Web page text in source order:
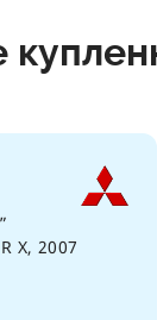
X, 2007